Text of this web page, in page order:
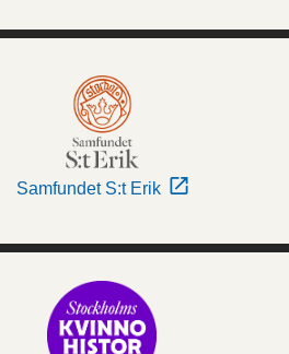
Samfundet S:t Erik